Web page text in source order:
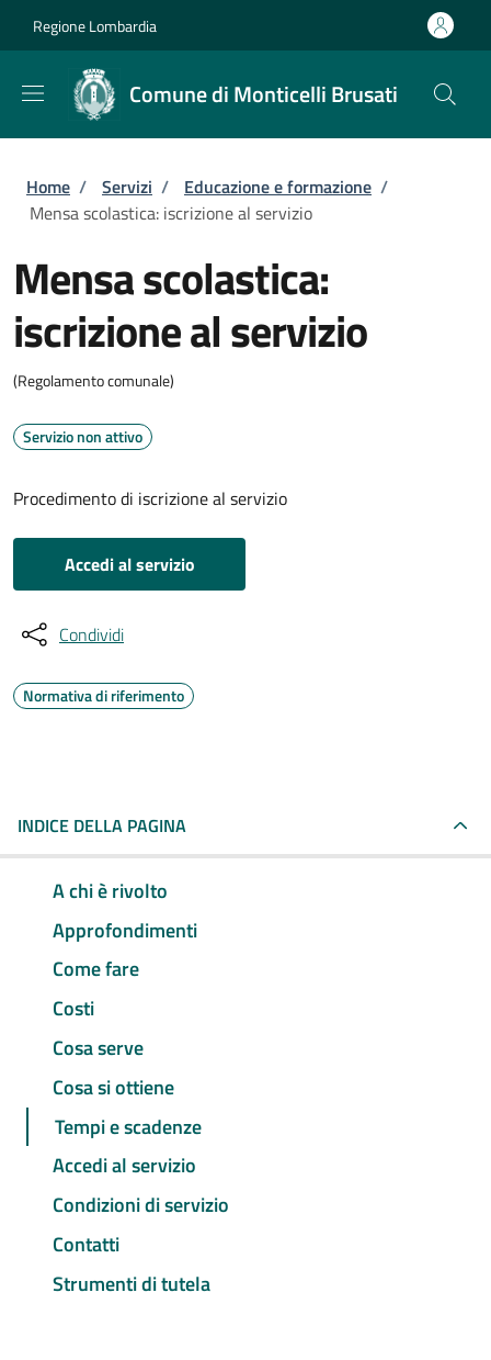
Regione Lombardia
Comune di Monticelli Brusati
Briciole di pane
Home / Servizi / Educazione e formazione /
Mensa scolastica: iscrizione al servizio
Mensa scolastica:
iscrizione al servizio
(Regolamento comunale)
Servizio non attivo
Procedimento di iscrizione al servizio
Accedi al servizio
Condividi
Normativa di riferimento
INDICE DELLA PAGINA
A chi è rivolto
Approfondimenti
Come fare
Costi
Cosa serve
Cosa si ottiene
Tempi e scadenze
Accedi al servizio
Condizioni di servizio
Contatti
Strumenti di tutela